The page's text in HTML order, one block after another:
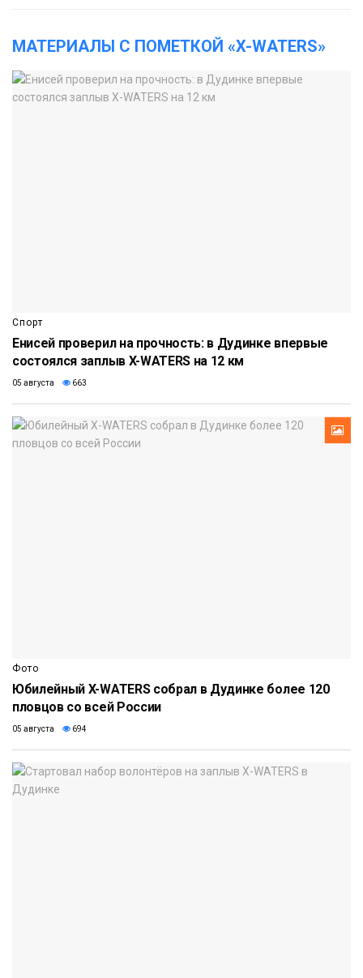
МАТЕРИАЛЫ С ПОМЕТКОЙ «X-WATERS»
Спорт
Енисей проверил на прочность: в Дудинке впервые
состоялся заплыв X-WATERS на 12 км
05 августа 663
Фото
Юбилейный X-WATERS собрал в Дудинке более 120
пловцов со всей России
05 августа 694